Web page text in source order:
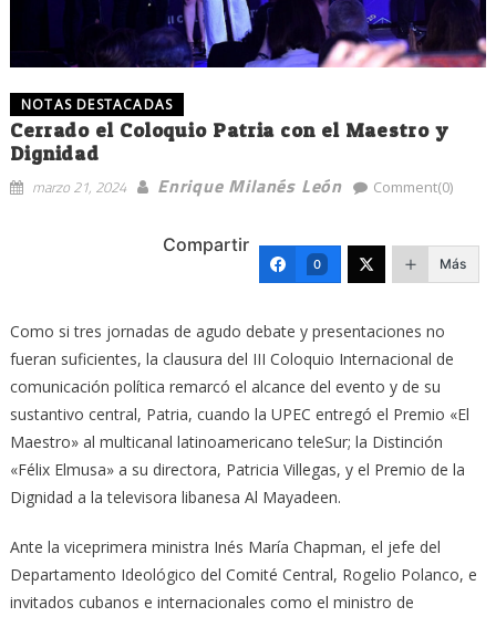
NOTAS DESTACADAS
Cerrado el Coloquio Patria con el Maestro y
Dignidad
marzo 21, 2024 Enrique Milanés León Comment(0)
Compartir
0 Más
Como si tres jornadas de agudo debate y presentaciones no
fueran suficientes, la clausura del III Coloquio Internacional de
comunicación política remarcó el alcance del evento y de su
sustantivo central, Patria, cuando la UPEC entregó el Premio «El
Maestro» al multicanal latinoamericano teleSur; la Distinción
«Félix Elmusa» a su directora, Patricia Villegas, y el Premio de la
Dignidad a la televisora libanesa Al Mayadeen.
Ante la viceprimera ministra Inés María Chapman, el jefe del
Departamento Ideológico del Comité Central, Rogelio Polanco, e
invitados cubanos e internacionales como el ministro de